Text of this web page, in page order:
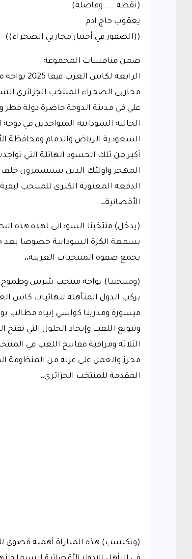
(نقطة …… وفاصلة)
يعقوب حاج ادم
((الصقور في أختبار محاربي الصحراء))
ضمن منافسات المجموعة
الرابعة
محاربي الصحراء المنتخب
علي في مدينة الدوحة حاضرة دولة قطر
الجالية السودانية المتواجدين في
السعودية الرياض والدمام ومحافظة
أكبر من تلك الحشود الهائلة التي
المهجر واولئك الذين سيتسمرون خلف
الدفعة المعنوية الكبرى للمنتخب
الأقصائية،،
(يدخل) منتخبنا السوداني لهذه هذه
بسمعة الكرة السودانية خصوصا بعد
يجمع صفوة المنتخبات العربية،،
(ومنتخبنا) يواجه منتخب شرس وطموح
ميسورة ومدربنا كواسي إبياه مطالب
وتنويع اللعب وإيجاد الحلول التي
الثلاثة ومراقبة مفاتيح اللعب في
محرز والعمل على عزله من المنظومة
المقدمة للمنتخب الجزائري،،
(وتكتسب) هذه المباراة أهمية قصوى